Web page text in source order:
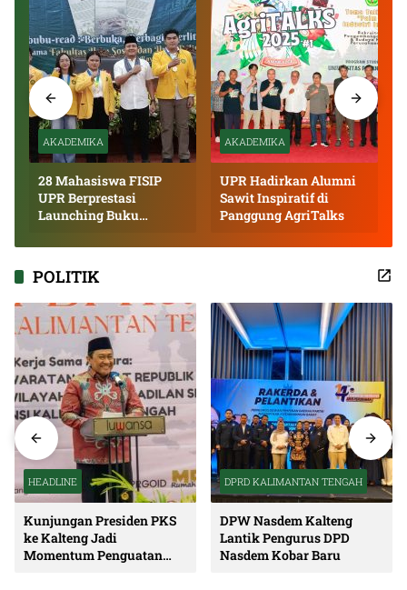
AKADEMIKA
28 Mahasiswa FISIP
UPR Berprestasi
Launching Buku
AKADEMIKA
UPR Hadirkan Alumni
Sawit Inspiratif di
Panggung AgriTalks
POLITIK
HEADLINE
Kunjungan Presiden PKS
ke Kalteng Jadi
Momentum Penguatan
DPRD KALIMANTAN TENGAH
DPW Nasdem Kalteng
Lantik Pengurus DPD
Nasdem Kobar Baru